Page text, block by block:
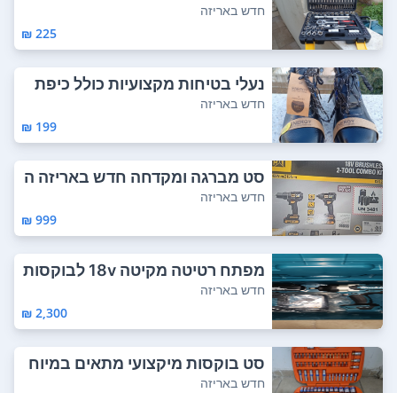
מארז מתכת ...
חדש באריזה
225 ₪
נעלי בטיחות מקצועיות כולל כיפת
מגן, בידו...
חדש באריזה
199 ₪
סט מברגה ומקדחה חדש באריזה ה
כי מקצועי שי...
חדש באריזה
999 ₪
מפתח רטיטה מקיטה 18v לבוקסות
כלי חזק ...
חדש באריזה
2,300 ₪
סט בוקסות מיקצועי מתאים במיוח
ד למכונאי ...
חדש באריזה